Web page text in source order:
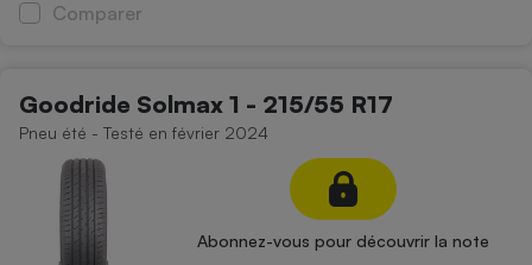
Comparer
Goodride Solmax 1 - 215/55 R17
Pneu été - Testé en février 2024
Abonnez-vous pour découvrir la note